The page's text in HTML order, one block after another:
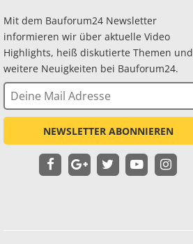
Mit dem Bauforum24 Newsletter
informieren wir über aktuelle Video
Highlights, heiß diskutierte Themen und
weitere Neuigkeiten bei Bauforum24.
NEWSLETTER ABONNIEREN